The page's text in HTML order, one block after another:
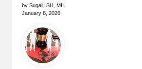
by Sugali, SH, MH
January 8, 2026